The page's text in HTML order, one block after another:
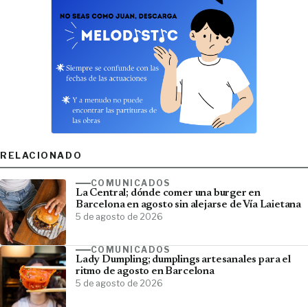
RELACIONADO
COMUNICADOS
La Central; dónde comer una burger en
Barcelona en agosto sin alejarse de Vía Laietana
5 de agosto de 2026
COMUNICADOS
Lady Dumpling; dumplings artesanales para el
ritmo de agosto en Barcelona
5 de agosto de 2026